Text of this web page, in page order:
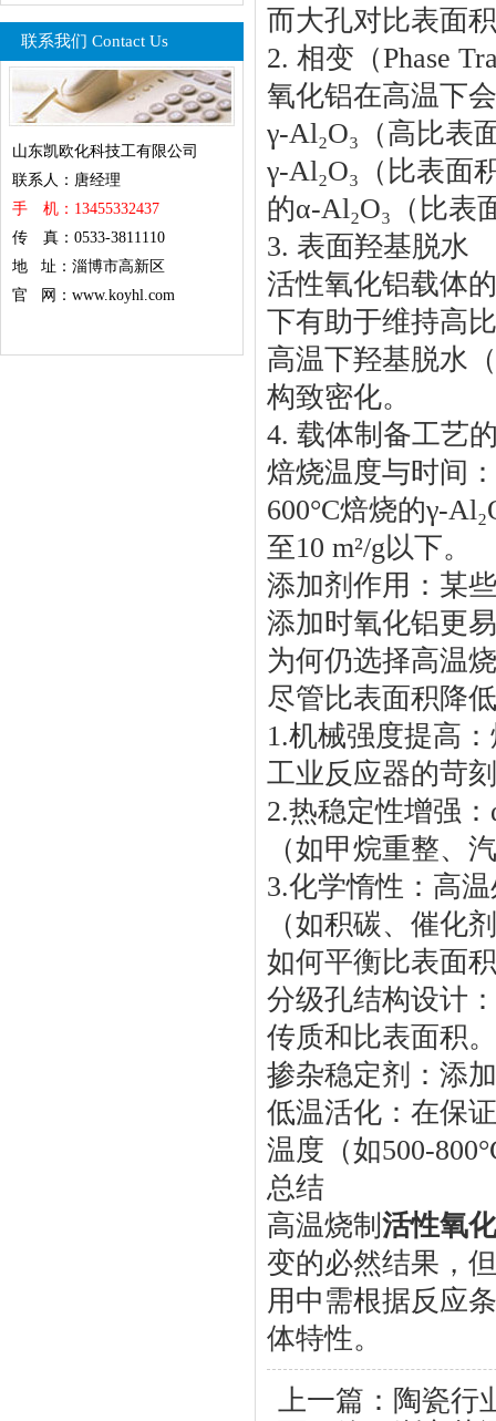
联系我们 Contact Us
山东凯欧化科技工有限公司
联系人：唐经理
手 机：13455332437
传 真：0533-3811110
地 址：淄博市高新区
官 网：www.koyhl.com
而大孔对比表面
2. 相变（Phase
氧化铝在高温下
γ-Al₂O₃（高比表
γ-Al₂O₃（比表面
的α-Al₂O₃（比表
3. 表面羟基脱水
活性氧化铝载体
下有助于维持高
高温下羟基脱水
构致密化。
4. 载体制备工艺
焙烧温度与时间
600°C焙烧的γ-
至10 m²/g以下。
添加剂作用：某
添加时氧化铝更
为何仍选择高温
尽管比表面积降
1.机械强度提高
工业反应器的苛
2.热稳定性增强
（如甲烷重整、
3.化学惰性：高
（如积碳、催化
如何平衡比表面
分级孔结构设计
传质和比表面积
掺杂稳定剂：添
低温活化：在保
温度（如500-
总结
高温烧制 活性氧
变的必然结果，
用中需根据反应
体特性。
上一篇： 陶瓷行